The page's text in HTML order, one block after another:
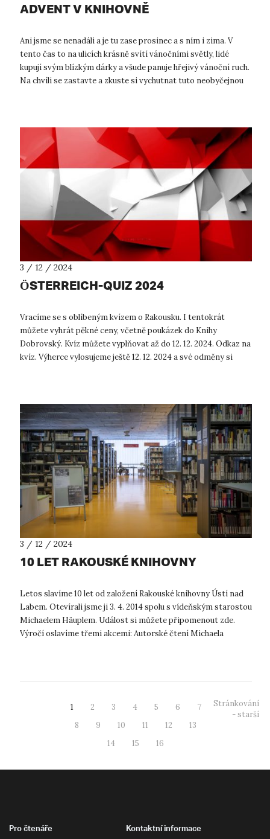
ADVENT V KNIHOVNĚ
Ani jsme se nenadáli a je tu zase prosinec a s ním i zima. V
tento čas to na ulicích krásně svítí vánočními světly, lidé
kupují svým blízkým dárky a všude panuje hřejivý vánoční ruch.
Na chvíli se zastavte a zkuste si vychutnat tuto neobyčejnou
3 / 12 / 2024
ÖSTERREICH-QUIZ 2024
Vracíme se s oblíbeným kvízem o Rakousku. I tentokrát
můžete vyhrát pěkné ceny, včetně poukázek do Knihy
Dobrovský. Kvíz můžete vyplňovat až do 12. 12. 2024. Odkaz na
kvíz. Výherce vylosujeme ještě 12. 12. 2024 a své odměny si
3 / 12 / 2024
10 LET RAKOUSKÉ KNIHOVNY
Letos slavíme 10 let od založení Rakouské knihovny Ústí nad
Labem. Otevírali jsme ji 3. 4. 2014 spolu s vídeňským starostou
Michaelem Häuplem. Událost si můžete připomenout zde.
Výročí oslavíme třemi akcemi: Autorské čtení Michaela
1 2 3 4 5 6
7
8
9 10 11 12
13
14
15 16
Stránkování
- starší
Pro čtenáře Kontaktní informace